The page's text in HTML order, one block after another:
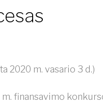
2020 m. vasario 3 d.)
finansavimo